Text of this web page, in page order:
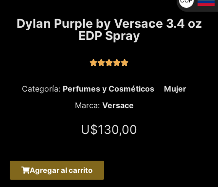
Dylan Purple by Versace 3.4 oz
EDP Spray

Categoría: Perfumes y Cosméticos
Mujer
Marca: Versace
U$130,00
Agregar al carrito
$